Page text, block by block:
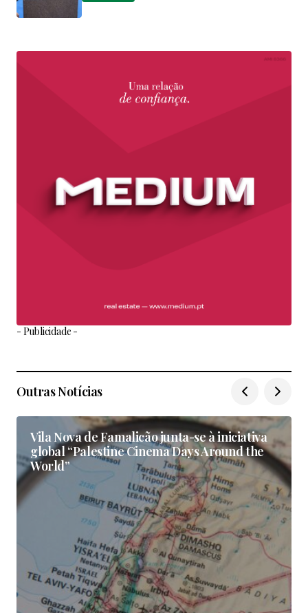
- Publicidade -
Outras Notícias
Vila Nova de Famalicão junta-se à iniciativa
global “Palestine Cinema Days Around the
World”